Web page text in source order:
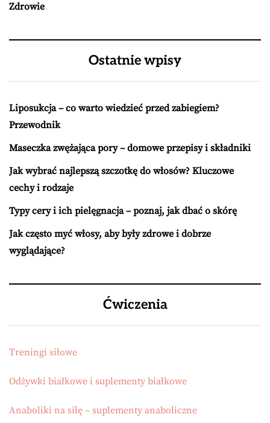
Zdrowie
Ostatnie wpisy
Liposukcja – co warto wiedzieć przed zabiegiem?
Przewodnik
Maseczka zwężająca pory – domowe przepisy i składniki
Jak wybrać najlepszą szczotkę do włosów? Kluczowe
cechy i rodzaje
Typy cery i ich pielęgnacja – poznaj, jak dbać o skórę
Jak często myć włosy, aby były zdrowe i dobrze
wyglądające?
Ćwiczenia
Treningi siłowe
Odżywki białkowe i suplementy białkowe
Anaboliki na siłę – suplementy anaboliczne